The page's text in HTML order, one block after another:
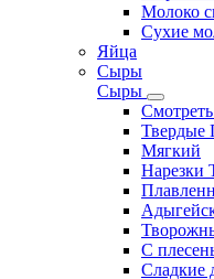
Молоко
Сухие
Яйца
Сыры
Сыры
Смотреть
Твердые
Мягкий
Нарезки
С
Сладкие